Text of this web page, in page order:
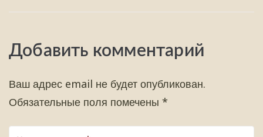
Добавить комментарий
Ваш адрес email не будет опубликован.
Обязательные поля помечены *